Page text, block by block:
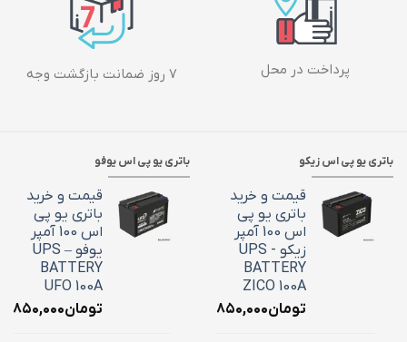
پرداخت در محل ۷ روز ضمانت بازگشت وجه
باتری یو پی اس زیکو
قیمت و خرید
باتری یو پی
اس 100 آمپر
زیکو - UPS
BATTERY
ZICO 100A
تومان۳۶,۸۵۰,۰۰۰
باتری یو پی اس یوفو
قیمت و خرید
باتری یو پی
اس 100 آمپر
یوفو – UPS
BATTERY
UFO 100A
تومان